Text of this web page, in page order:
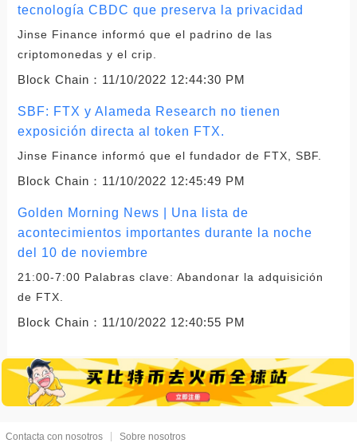
tecnología CBDC que preserva la privacidad
Jinse Finance informó que el padrino de las
criptomonedas y el crip.
Block Chain： 11/10/2022 12:44:30 PM
SBF: FTX y Alameda Research no tienen
exposición directa al token FTX.
Jinse Finance informó que el fundador de FTX, SBF.
Block Chain： 11/10/2022 12:45:49 PM
Golden Morning News | Una lista de
acontecimientos importantes durante la noche
del 10 de noviembre
21:00-7:00 Palabras clave: Abandonar la adquisición
de FTX.
Block Chain： 11/10/2022 12:40:55 PM
Contacta con nosotros Sobre nosotros